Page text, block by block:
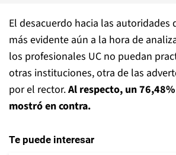
El desacuerdo hacia las autoridades
más evidente aún a la hora de
los profesionales UC no puedan
otras instituciones, otra de las
por el rector.Al respecto, un
mostró en contra.
Te puede interesar